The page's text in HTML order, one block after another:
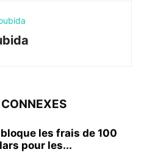
les frais de 100
pour les...